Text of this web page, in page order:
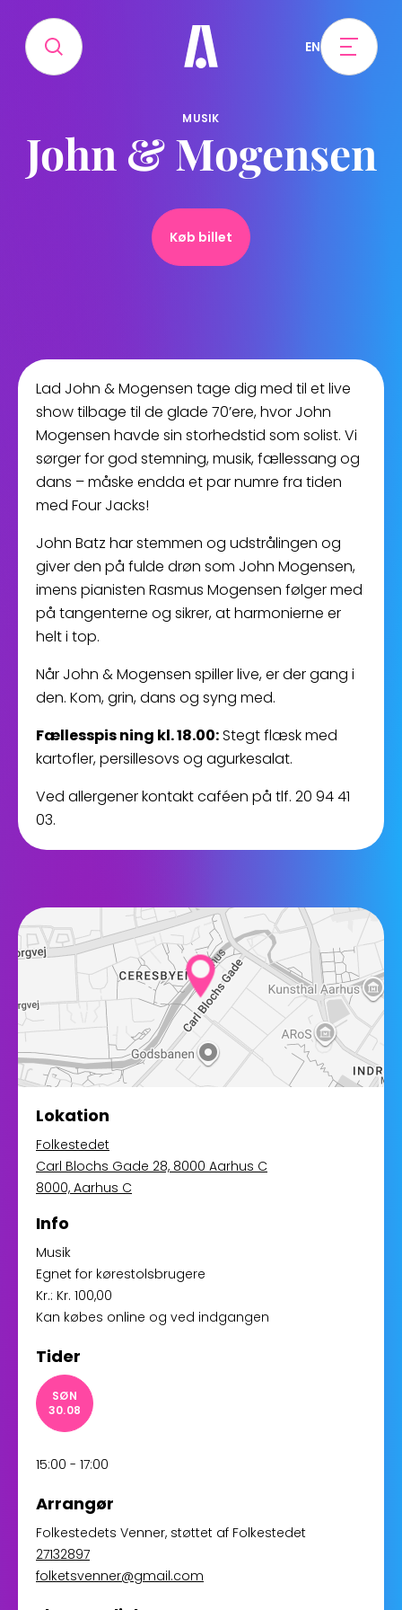
EN
MUSIK
John & Mogensen
Køb billet
Lad John & Mogensen tage dig med til et live
show tilbage til de glade 70’ere, hvor John
Mogensen havde sin storhedstid som solist. Vi
sørger for god stemning, musik, fællessang og
dans – måske endda et par numre fra tiden
med Four Jacks!
John Batz har stemmen og udstrålingen og
giver den på fulde drøn som John Mogensen,
imens pianisten Rasmus Mogensen følger med
på tangenterne og sikrer, at harmonierne er
helt i top.
Når John & Mogensen spiller live, er der gang i
den. Kom, grin, dans og syng med.
Fællesspis ning kl. 18.00:Stegt flæsk med
kartofler, persillesovs og agurkesalat.
Ved allergener kontakt caféen på tlf. 20 94 41
03.
Lokation
Folkestedet
Carl Blochs Gade 28, 8000 Aarhus C
8000, Aarhus C
Info
Musik
Egnet for kørestolsbrugere
Kr.: Kr. 100,00
Kan købes online og ved indgangen
Tider
SØN
30.08
15:00 - 17:00
Arrangør
Folkestedets Venner, støttet af Folkestedet
27132897
folketsvenner@gmail.com